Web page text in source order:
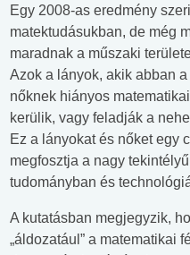
Egy 2008-as eredmény
matektudásukban, de még
maradnak a műszaki
Azok a lányok, akik abban
nőknek hiányos
kerülik, vagy feladják a
Ez a lányokat és nőket egy
megfosztja a nagy
tudományban és
A kutatásban megjegyzik,
„áldozatául” a matematikai